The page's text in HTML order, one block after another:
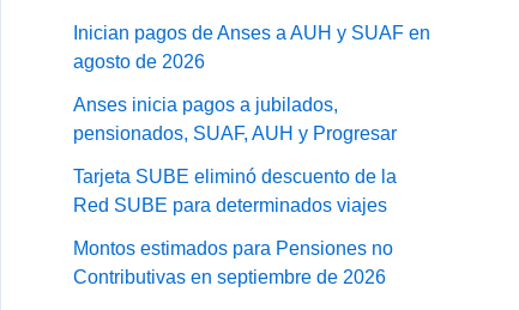
Inician pagos de Anses a AUH y SUAF en
agosto de 2026
Anses inicia pagos a jubilados,
pensionados, SUAF, AUH y Progresar
Tarjeta SUBE eliminó descuento de la
Red SUBE para determinados viajes
Montos estimados para Pensiones no
Contributivas en septiembre de 2026